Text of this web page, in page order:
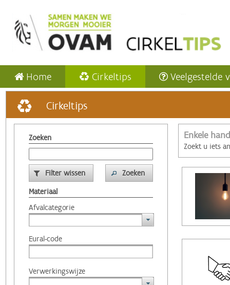
Home Cirkeltips Veelgestelde
Cirkeltips
Zoeken
Filter wissen
Zoeken
Materiaal
Afvalcategorie
Eural-code
Verwerkingswijze
Enkele
Zoekt u iets